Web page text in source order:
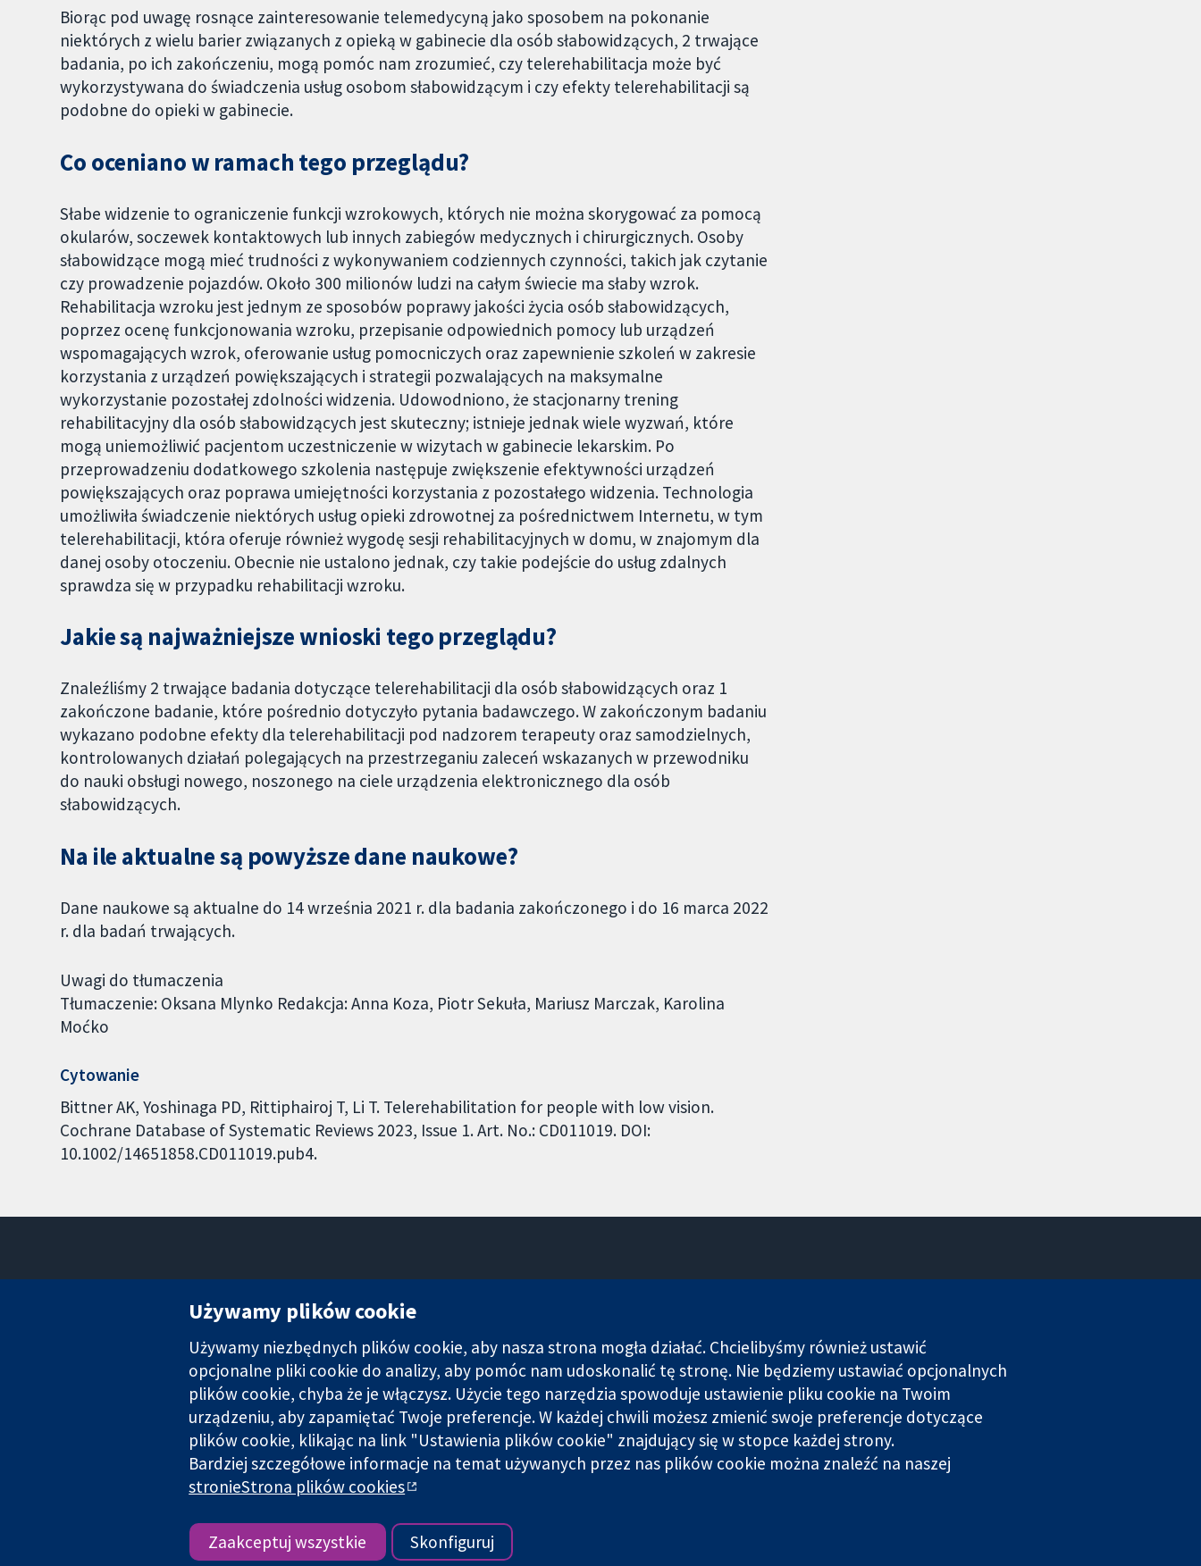
Biorąc pod uwagę rosnące zainteresowanie telemedycyną jako sposobem na pokonanie
niektórych z wielu barier związanych z opieką w gabinecie dla osób słabowidzących, 2 trwające
badania, po ich zakończeniu, mogą pomóc nam zrozumieć, czy telerehabilitacja może być
wykorzystywana do świadczenia usług osobom słabowidzącym i czy efekty telerehabilitacji są
podobne do opieki w gabinecie.
Co oceniano w ramach tego przeglądu?
Słabe widzenie to ograniczenie funkcji wzrokowych, których nie można skorygować za pomocą
okularów, soczewek kontaktowych lub innych zabiegów medycznych i chirurgicznych. Osoby
słabowidzące mogą mieć trudności z wykonywaniem codziennych czynności, takich jak czytanie
czy prowadzenie pojazdów. Około 300 milionów ludzi na całym świecie ma słaby wzrok.
Rehabilitacja wzroku jest jednym ze sposobów poprawy jakości życia osób słabowidzących,
poprzez ocenę funkcjonowania wzroku, przepisanie odpowiednich pomocy lub urządzeń
wspomagających wzrok, oferowanie usług pomocniczych oraz zapewnienie szkoleń w zakresie
korzystania z urządzeń powiększających i strategii pozwalających na maksymalne
wykorzystanie pozostałej zdolności widzenia. Udowodniono, że stacjonarny trening
rehabilitacyjny dla osób słabowidzących jest skuteczny; istnieje jednak wiele wyzwań, które
mogą uniemożliwić pacjentom uczestniczenie w wizytach w gabinecie lekarskim. Po
przeprowadzeniu dodatkowego szkolenia następuje zwiększenie efektywności urządzeń
powiększających oraz poprawa umiejętności korzystania z pozostałego widzenia. Technologia
umożliwiła świadczenie niektórych usług opieki zdrowotnej za pośrednictwem Internetu, w tym
telerehabilitacji, która oferuje również wygodę sesji rehabilitacyjnych w domu, w znajomym dla
danej osoby otoczeniu. Obecnie nie ustalono jednak, czy takie podejście do usług zdalnych
sprawdza się w przypadku rehabilitacji wzroku.
Jakie są najważniejsze wnioski tego przeglądu?
Znaleźliśmy 2 trwające badania dotyczące telerehabilitacji dla osób słabowidzących oraz 1
zakończone badanie, które pośrednio dotyczyło pytania badawczego. W zakończonym badaniu
wykazano podobne efekty dla telerehabilitacji pod nadzorem terapeuty oraz samodzielnych,
kontrolowanych działań polegających na przestrzeganiu zaleceń wskazanych w przewodniku
do nauki obsługi nowego, noszonego na ciele urządzenia elektronicznego dla osób
słabowidzących.
Na ile aktualne są powyższe dane naukowe?
Dane naukowe są aktualne do 14 września 2021 r. dla badania zakończonego i do 16 marca 2022
r. dla badań trwających.
Uwagi do tłumaczenia
Tłumaczenie: Oksana Mlynko Redakcja: Anna Koza, Piotr Sekuła, Mariusz Marczak, Karolina
Moćko
Cytowanie
Bittner AK, Yoshinaga PD, Rittiphairoj T, Li T. Telerehabilitation for people with low vision.
Cochrane Database of Systematic Reviews 2023, Issue 1. Art. No.: CD011019. DOI:
10.1002/14651858.CD011019.pub4.
Londyn
Wielka Brytania
O nas
Praca
Cochrane Library
Cochrane Collaboration to organizacja charytatywna (nr 1045921) i spółka z ograniczoną odpowiedzialnością (nr 03044323) zarejestrowana w Anglii i Walii. Numer rejestracyjny VAT GB 718
Copyright © 2026 The Cochrane Collaboration Warunki korzystania ze strony internetowej
Używamy plików cookie
Używamy niezbędnych plików cookie, aby nasza strona mogła działać. Chcielibyśmy również ustawić
opcjonalne pliki cookie do analizy, aby pomóc nam udoskonalić tę stronę. Nie będziemy ustawiać opcjonalnych
plików cookie, chyba że je włączysz. Użycie tego narzędzia spowoduje ustawienie pliku cookie na Twoim
urządzeniu, aby zapamiętać Twoje preferencje. W każdej chwili możesz zmienić swoje preferencje dotyczące
plików cookie, klikając na link "Ustawienia plików cookie" znajdujący się w stopce każdej strony.
Bardziej szczegółowe informacje na temat używanych przez nas plików cookie można znaleźć na naszej
stronieStrona plików cookies
Zaakceptuj wszystkie Skonfiguruj